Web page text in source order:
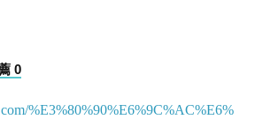
0
%E3%80%90%E6%9C%AC%E6%